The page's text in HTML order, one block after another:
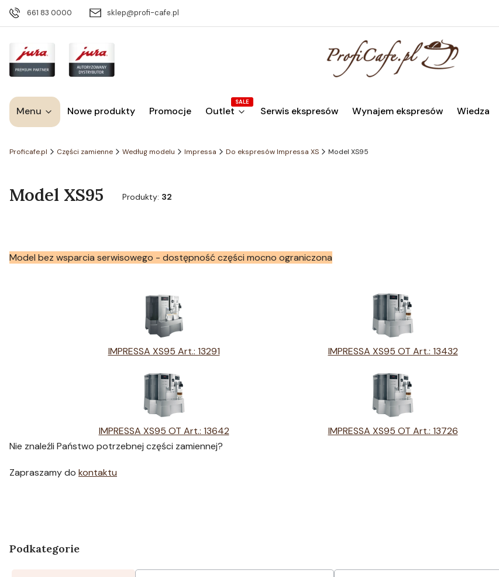
661 83 0000 sklep@profi-cafe.pl
Menu Nowe produkty Promocje Outlet
SALE
Serwis ekspresów Wynajem ekspresów Wiedza
Proficafe.pl Części zamienne Według modelu Impressa Do ekspresów Impressa XS Model XS95
Model XS95 Produkty: 32
Model bez wsparcia serwisowego - dostępność części mocno ograniczona
IMPRESSA XS95 Art.: 13291 IMPRESSA XS95 OT Art.: 13432
IMPRESSA XS95 OT Art.: 13642
IMPRESSA XS95 OT Art.: 13726
Nie znaleźli Państwo potrzebnej części zamiennej?
Zapraszamy do kontaktu
Podkategorie